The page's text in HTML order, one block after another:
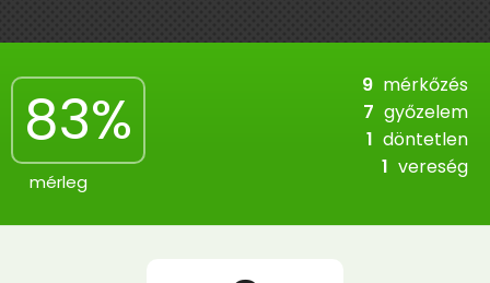
83%
mérleg
9 mérkőzés
7 győzelem
1 döntetlen
1 vereség